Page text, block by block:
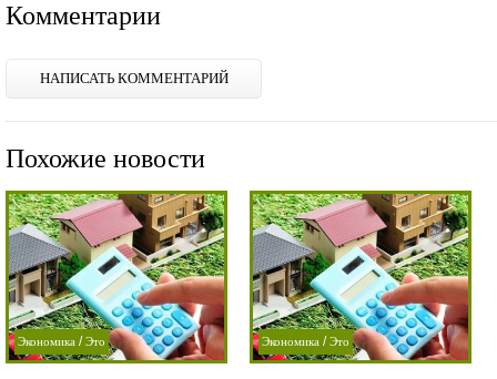
Комментарии
НАПИСАТЬ КОММЕНТАРИЙ
Похожие новости
Экономика /Это
важно/
Экономика /Это
важно/